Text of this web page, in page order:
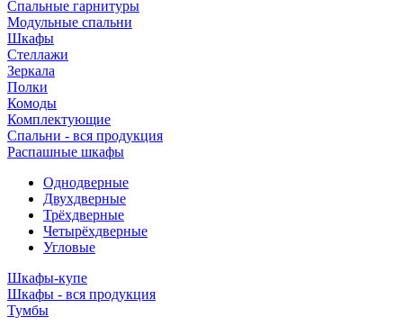
Спальные гарнитуры
Модульные спальни
Шкафы
Стеллажи
Зеркала
Полки
Комоды
Комплектующие
Спальни - вся продукция
Распашные шкафы
Однодверные
Двухдверные
Трёхдверные
Четырёхдверные
Угловые
Шкафы-купе
Шкафы - вся продукция
Тумбы